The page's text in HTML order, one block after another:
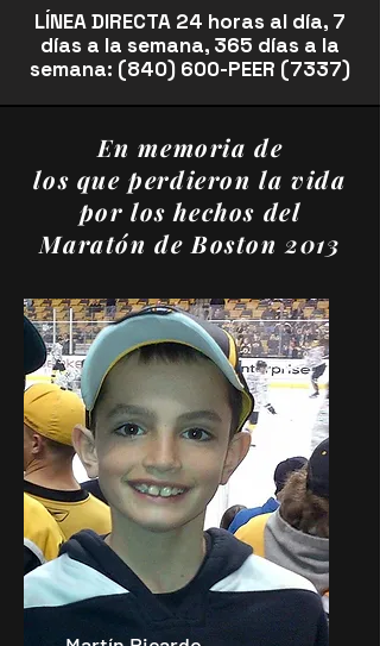
LÍNEA DIRECTA 24 horas al día, 7
días a la semana, 365 días a la
semana: (840) 600-PEER (7337)
En memoria de
los que perdieron la vida
por los hechos del
Maratón de Boston 2013